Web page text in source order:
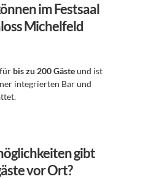
im Festsaal
Michelfeld
bis zu 200 Gäste und ist
integrierten Bar und
gibt
vor Ort?